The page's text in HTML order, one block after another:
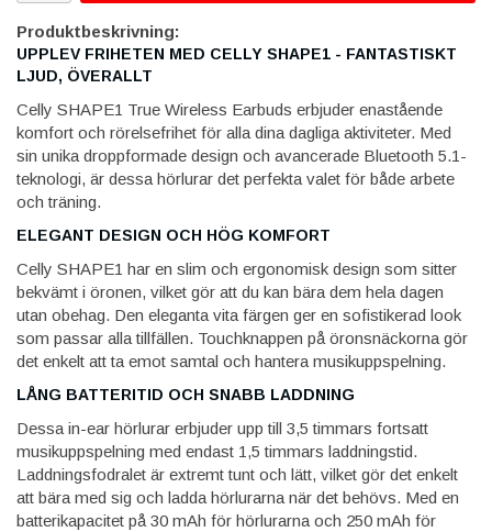
Produktbeskrivning:
UPPLEV FRIHETEN MED CELLY SHAPE1 - FANTASTISKT
LJUD, ÖVERALLT
Celly SHAPE1 True Wireless Earbuds erbjuder enastående
komfort och rörelsefrihet för alla dina dagliga aktiviteter. Med
sin unika droppformade design och avancerade Bluetooth 5.1-
teknologi, är dessa hörlurar det perfekta valet för både arbete
och träning.
ELEGANT DESIGN OCH HÖG KOMFORT
Celly SHAPE1 har en slim och ergonomisk design som sitter
bekvämt i öronen, vilket gör att du kan bära dem hela dagen
utan obehag. Den eleganta vita färgen ger en sofistikerad look
som passar alla tillfällen. Touchknappen på öronsnäckorna gör
det enkelt att ta emot samtal och hantera musikuppspelning.
LÅNG BATTERITID OCH SNABB LADDNING
Dessa in-ear hörlurar erbjuder upp till 3,5 timmars fortsatt
musikuppspelning med endast 1,5 timmars laddningstid.
Laddningsfodralet är extremt tunt och lätt, vilket gör det enkelt
att bära med sig och ladda hörlurarna när det behövs. Med en
batterikapacitet på 30 mAh för hörlurarna och 250 mAh för